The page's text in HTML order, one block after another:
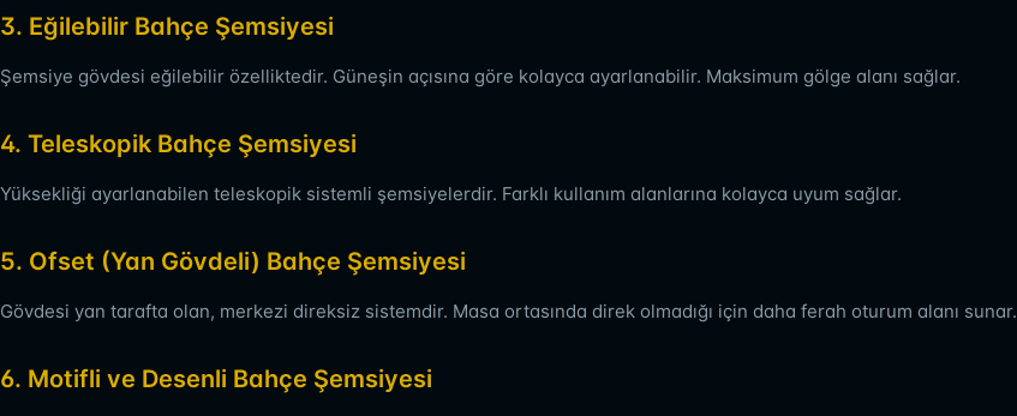
3. Eğilebilir Bahçe Şemsiyesi
Şemsiye gövdesi eğilebilir özelliktedir. Güneşin açısına göre kolayca ayarlanabilir. Maksimum gölge alanı sağlar.
4. Teleskopik Bahçe Şemsiyesi
Yüksekliği ayarlanabilen teleskopik sistemli şemsiyelerdir. Farklı kullanım alanlarına kolayca uyum sağlar.
5. Ofset (Yan Gövdeli) Bahçe Şemsiyesi
Gövdesi yan tarafta olan, merkezi direksiz sistemdir. Masa ortasında direk olmadığı için daha ferah oturum alanı sunar.
6. Motifli ve Desenli Bahçe Şemsiyesi